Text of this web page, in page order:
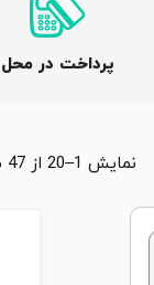
پرداخت در محل
نمایش 1–20 از 47 محصول